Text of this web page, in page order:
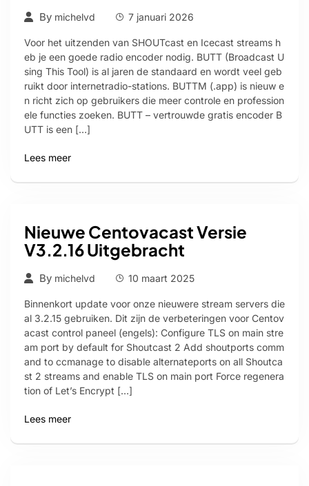
By michelvd 7 januari 2026
Voor het uitzenden van SHOUTcast en Icecast streams h
eb je een goede radio encoder nodig. BUTT (Broadcast U
sing This Tool) is al jaren de standaard en wordt veel geb
ruikt door internetradio-stations. BUTTM (.app) is nieuw e
n richt zich op gebruikers die meer controle en profession
ele functies zoeken. BUTT – vertrouwde gratis encoder B
UTT is een […]
Lees meer
Nieuwe Centovacast Versie
V3.2.16 Uitgebracht
By michelvd 10 maart 2025
Binnenkort update voor onze nieuwere stream servers die
al 3.2.15 gebruiken. Dit zijn de verbeteringen voor Centov
acast control paneel (engels): Configure TLS on main stre
am port by default for Shoutcast 2 Add shoutports comm
and to ccmanage to disable alternateports on all Shoutca
st 2 streams and enable TLS on main port Force regenera
tion of Let’s Encrypt […]
Lees meer